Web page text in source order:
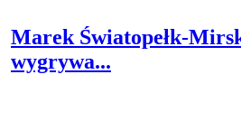
Marek Światopełk-
wygrywa...